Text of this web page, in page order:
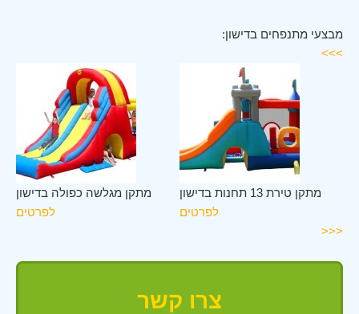
מבצעי מתנפחים בדישון:
>>>
מתקן מגלשה כפולה בדישון
לפרטים
מתקן טירת 13 תחנות בדישון
לפרטים
<<<
צרו קשר